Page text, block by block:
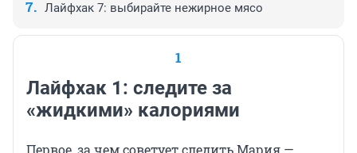
Лайфхак 7: выбирайте нежирное мясо
1
Лайфхак 1: следите за
«жидкими» калориями
Первое, за чем советует следить Мария —